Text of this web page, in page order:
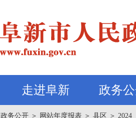
走进阜新 政务
政务公开 ＞ 网站年度报表 ＞ 县区 ＞ 2024